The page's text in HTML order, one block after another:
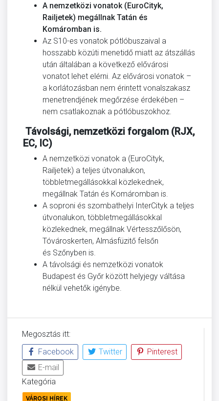
A nemzetközi vonatok (EuroCityk,
Railjetek) megállnak Tatán és
Komáromban is.
Az S10-es vonatok pótlóbuszaival a
hosszabb közúti menetidő miatt az átszállás
után általában a következő elővárosi
vonatot lehet elérni. Az elővárosi vonatok –
a korlátozásban nem érintett vonalszakasz
menetrendjének megőrzése érdekében –
nem csatlakoznak a pótlóbuszokhoz.
Távolsági, nemzetközi forgalom (RJX,
EC, IC)
A nemzetközi vonatok a (EuroCityk,
Railjetek) a teljes útvonalukon,
többletmegállásokkal közlekednek,
megállnak Tatán és Komáromban is.
A soproni és szombathelyi InterCityk a teljes
útvonalukon, többletmegállásokkal
közlekednek, megállnak Vértesszőlősön,
Tóvároskerten, Almásfüzitő felsőn
és Szőnyben is.
A távolsági és nemzetközi vonatok
Budapest és Győr között helyjegy váltása
nélkül vehetők igénybe.
Megosztás itt:
Facebook
Twitter
Pinterest
E-mail
Kategória
VÁROSI HÍREK